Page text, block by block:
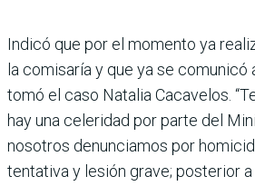
Indicó que por el momento ya
la comisaría y que ya se comunicó
tomó el caso Natalia Cacavelos.
hay una celeridad por parte del
nosotros denunciamos por
tentativa y lesión grave; posterior